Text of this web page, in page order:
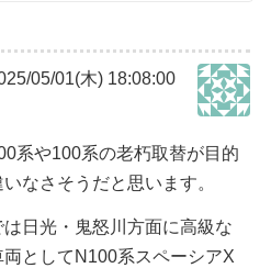
05/01(木) 18:08:00
系や100系の老朽取替が目的
なさそうだと思います。
日光・鬼怒川方面に高級な
としてN100系スペーシアX